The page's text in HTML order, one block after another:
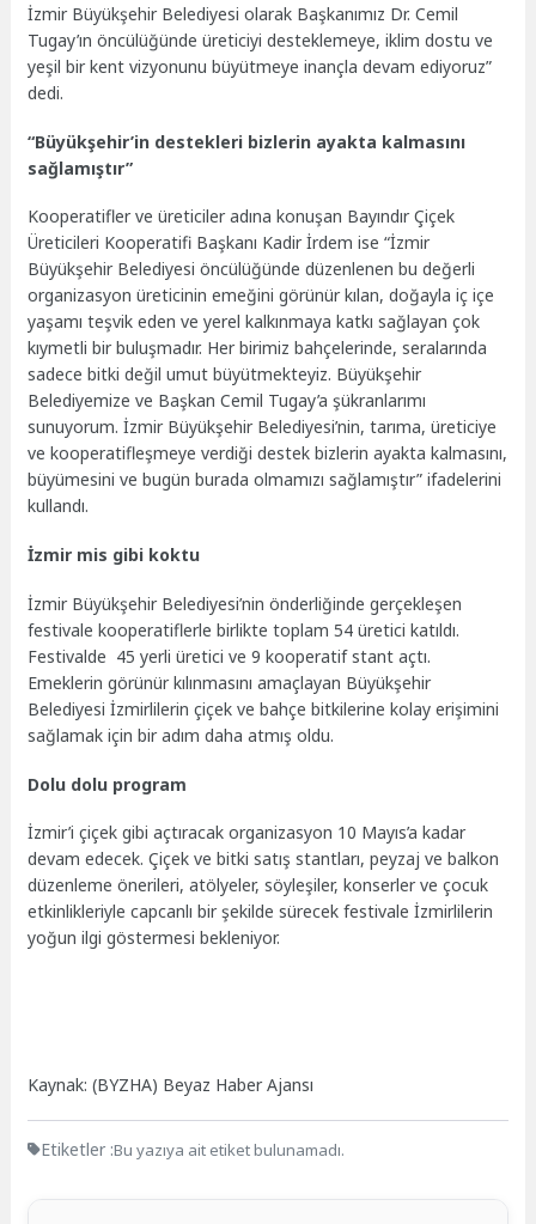
İzmir Büyükşehir Belediyesi olarak Başkanımız Dr. Cemil
Tugay’ın öncülüğünde üreticiyi desteklemeye, iklim dostu ve
yeşil bir kent vizyonunu büyütmeye inançla devam ediyoruz”
dedi.
“Büyükşehir’in destekleri bizlerin ayakta kalmasını
sağlamıştır”
Kooperatifler ve üreticiler adına konuşan Bayındır Çiçek
Üreticileri Kooperatifi Başkanı Kadir İrdem ise “İzmir
Büyükşehir Belediyesi öncülüğünde düzenlenen bu değerli
organizasyon üreticinin emeğini görünür kılan, doğayla iç içe
yaşamı teşvik eden ve yerel kalkınmaya katkı sağlayan çok
kıymetli bir buluşmadır. Her birimiz bahçelerinde, seralarında
sadece bitki değil umut büyütmekteyiz. Büyükşehir
Belediyemize ve Başkan Cemil Tugay’a şükranlarımı
sunuyorum. İzmir Büyükşehir Belediyesi’nin, tarıma, üreticiye
ve kooperatifleşmeye verdiği destek bizlerin ayakta kalmasını,
büyümesini ve bugün burada olmamızı sağlamıştır” ifadelerini
kullandı.
İzmir mis gibi koktu
İzmir Büyükşehir Belediyesi’nin önderliğinde gerçekleşen
festivale kooperatiflerle birlikte toplam 54 üretici katıldı.
Festivalde 45 yerli üretici ve 9 kooperatif stant açtı.
Emeklerin görünür kılınmasını amaçlayan Büyükşehir
Belediyesi İzmirlilerin çiçek ve bahçe bitkilerine kolay erişimini
sağlamak için bir adım daha atmış oldu.
Dolu dolu program
İzmir’i çiçek gibi açtıracak organizasyon 10 Mayıs’a kadar
devam edecek. Çiçek ve bitki satış stantları, peyzaj ve balkon
düzenleme önerileri, atölyeler, söyleşiler, konserler ve çocuk
etkinlikleriyle capcanlı bir şekilde sürecek festivale İzmirlilerin
yoğun ilgi göstermesi bekleniyor.
Kaynak: (BYZHA) Beyaz Haber Ajansı
Etiketler :Bu yazıya ait etiket bulunamadı.